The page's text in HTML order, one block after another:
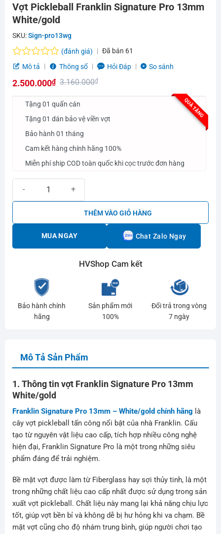
Vợt Pickleball Franklin Signature Pro 13mm
White/gold
SKU:Sign-pro13wg
Được
hạng
(đánh giá) Đã bán 61
Mô tả
Thông số Hỏi Đáp So sánh
3.160.000₫
3.160.000₫.
2.500.000₫
hiện
2.500.000₫.
QUÀ TẶNG
Tặng 01 quấn cán
Tặng 01 dán bảo vệ viền vợt
Bảo hành 01 tháng
Cam kết hàng chính hãng 100%
Miễn phí ship COD toàn quốc khi cọc trước đơn hàng
THÊM VÀO GIỎ HÀNG
MUA NGAY Chat Zalo Ngay
HVShop Cam kết
Bảo hành chính
hãng
Sản phẩm mới
100%
Đổi trả trong vòng
7 ngày
Mô Tả Sản Phẩm
1. Thông tin vợt Franklin Signature Pro 13mm
White/gold
Franklin Signature Pro 13mm – White/gold chính hãng là
cây vợt pickleball tấn công nổi bật của nhà Franklin. Cấu
tạo từ nguyên vật liệu cao cấp, tích hợp nhiều công nghệ
hiện đại, Franklin Signature Pro là một trong những siêu
phẩm đáng để trải nghiệm.
Bề mặt vợt được làm từ Fiberglass hay sợi thủy tinh, là một
trong những chất liệu cao cấp nhất được sử dụng trong sản
xuất vợt pickleball. Chất liệu này mang lại khả năng chịu lực
tốt, giúp vợt bền bỉ và không dễ bị hư hỏng khi va chạm. Bề
mặt vợt cũng cho độ nhám trung bình, giúp người chơi tạo